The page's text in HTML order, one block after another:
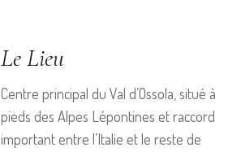
Le Lieu
Centre principal du Val d’Ossola, situé à
pieds des Alpes Lépontines et raccord
important entre l’Italie et le reste de